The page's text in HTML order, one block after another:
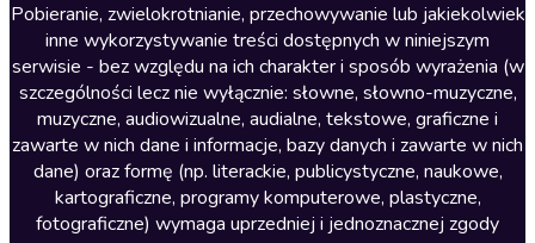
Literatura anglojęzyczna
Literatura faktu
Literatura obyczajowa
Literatura piękna obca
Literatura piękna polska
Nagrania relaksacyjne
Pobieranie, zwielokrotnianie, przechowywanie lub jakiekolwiek
inne wykorzystywanie treści dostępnych w niniejszym
serwisie - bez względu na ich charakter i sposób wyrażenia (w
szczególności lecz nie wyłącznie: słowne, słowno-muzyczne,
muzyczne, audiowizualne, audialne, tekstowe, graficzne i
zawarte w nich dane i informacje, bazy danych i zawarte w nich
dane) oraz formę (np. literackie, publicystyczne, naukowe,
kartograficzne, programy komputerowe, plastyczne,
fotograficzne) wymaga uprzedniej i jednoznacznej zgody